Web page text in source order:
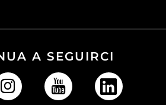
A SEGUIRCI